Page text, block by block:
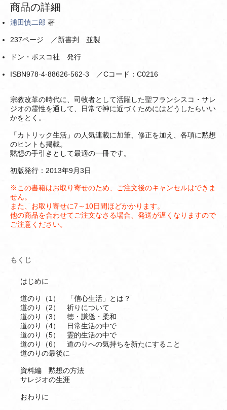
商品の詳細
浦田慎二郎 著
237ページ ／新書判 並製
ドン・ボスコ社 発行
ISBN978-4-88626-562-3 ／Cコード：C0216
宗教改革の時代に、司牧者として活躍した聖フランシスコ・サレ
ジオの霊性を通して、日常で神に近づくためにはどうしたらいい
かをとく。
「カトリック生活」の人気連載に加筆、修正を加え、各項に黙想
のヒントも掲載。
黙想の手引きとして最適の一冊です。
初版発行：2013年9月3日
※この書籍はお取り寄せのため、ご注文後のキャンセルはできま
せん。
また、お取り寄せに7～10日間ほどかかります。
他の商品を合わせてご注文なさる場合、発送が遅くなりますので
ご注意ください。
もくじ
はじめに
道のり（1） 「信心生活」とは？
道のり（2） 祈りについて
道のり（3） 徳・謙遜・柔和
道のり（4） 日常生活の中で
道のり（5） 霊的生活の中で
道のり（6） 道のりへの気持ちを新たにすること
道のりの最後に
資料編 黙想の方法
サレジオの生涯
おわりに